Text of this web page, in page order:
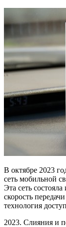
В октябре 2023
сеть мобильной
Эта сеть
скорость
технология
2023. Слияния и